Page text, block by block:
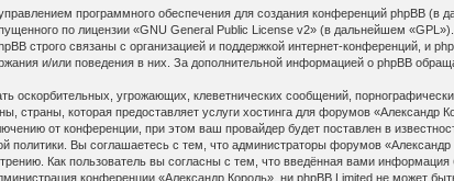
программного обеспечения для создания конференций phpBB (в
по лицензии «GNU General Public License v2» (в дальнейшем
строго связаны с организацией и поддержкой интернет-конференций, и
и/или поведения в них. За дополнительной информацией о phpBB
оскорбительных, угрожающих, клеветнических сообщений,
страны, которая предоставляет услуги хостинга для форумов
от конференции, при этом ваш провайдер будет поставлен в
политики. Вы соглашаетесь с тем, что администраторы форумов
Как пользователь вы согласны с тем, что введённая вами
конференции «Александр Король», ни phpBB Limited не может